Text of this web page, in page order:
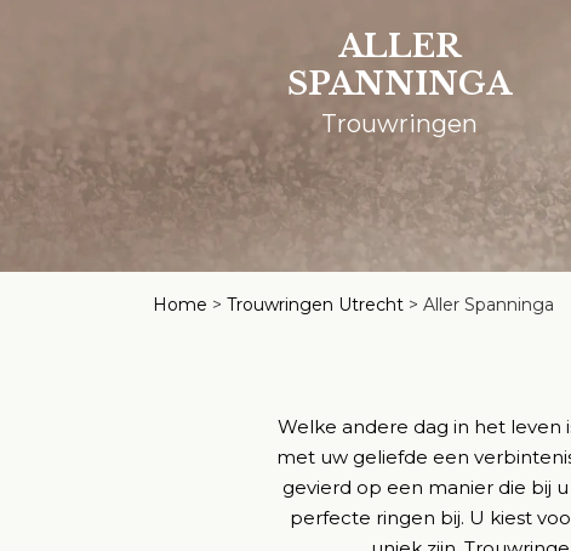
ALLER
SPANNINGA
Trouwringen
Home > Trouwringen Utrecht > Aller Spanninga
Welke andere dag in het leven
met uw geliefde een
gevierd op een manier die bij
perfecte ringen bij. U kiest